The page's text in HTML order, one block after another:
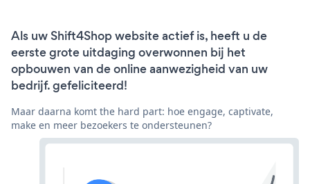
Als uw Shift4Shop website actief is, heeft u de
eerste grote uitdaging overwonnen bij het
opbouwen van de online aanwezigheid van uw
bedrijf. gefeliciteerd!
Maar daarna komt the hard part: hoe engage, captivate,
make en meer bezoekers te ondersteunen?